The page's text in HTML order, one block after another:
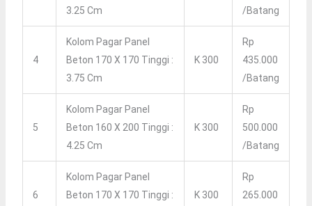
3.25 Cm
/batang
4
Kolom Pagar Panel
Beton 170 X 170 Tinggi :
3.75 Cm
K 300
Rp
435.000
/batang
5
Kolom Pagar Panel
Beton 160 X 200 Tinggi :
4.25 Cm
K 300
Rp
500.000
/batang
6
Kolom Pagar Panel
Beton 170 X 170 Tinggi :
K 300
Rp
265.000